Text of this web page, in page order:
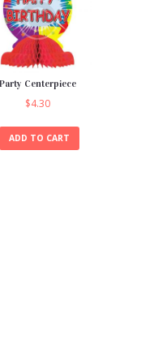
Party Centerpiece
$4.30
ADD TO CART